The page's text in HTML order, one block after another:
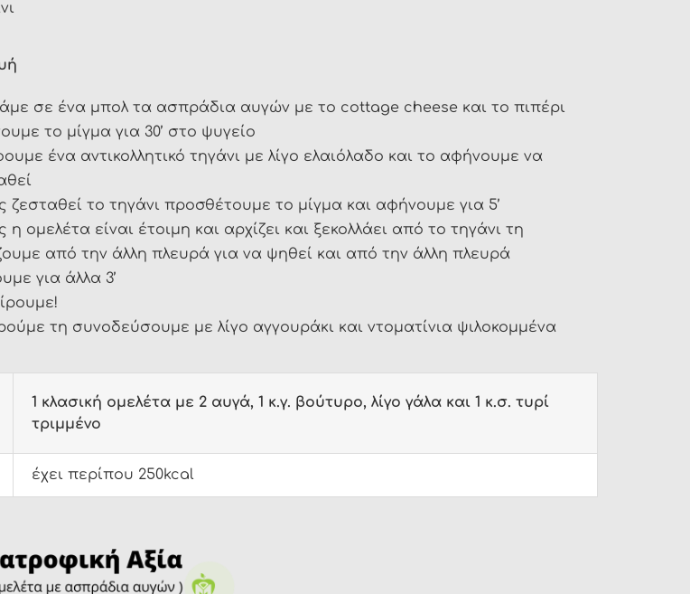
σε ένα μπολ τα ασπράδια αυγών με το cottage cheese και το πιπέρι
το μίγμα για 30’ στο ψυγείο
ένα αντικολλητικό τηγάνι με λίγο ελαιόλαδο και το αφήνουμε να
ζεσταθεί το τηγάνι προσθέτουμε το μίγμα και αφήνουμε για 5’
η ομελέτα είναι έτοιμη και αρχίζει και ξεκολλάει από το τηγάνι τη
από την άλλη πλευρά για να ψηθεί και από την άλλη πλευρά
για άλλα 3’
τη συνοδεύσουμε με λίγο αγγουράκι και ντοματίνια ψιλοκομμένα
1 κλασική ομελέτα με 2 αυγά, 1 κ.γ. βούτυρο, λίγο γάλα και 1 κ.σ. τυρί
τριμμένο
έχει περίπου 250kcal